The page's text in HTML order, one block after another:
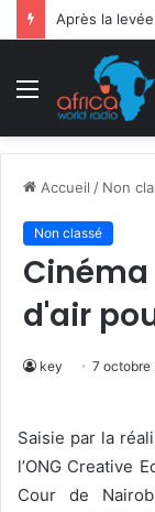
Menu
Accueil / Non
Non classé
Cinéma
d'air
key 7 octobre
Saisie par la
l’ONG Creative
Cour de